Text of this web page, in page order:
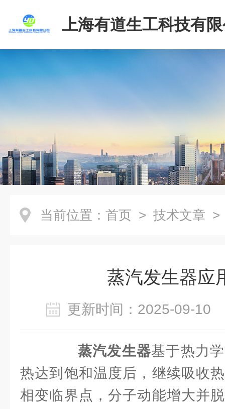
上海有道生工科技有
当前位置： 首页 > 技术文章 >
蒸汽发生器应
更新时间：2025-09-
蒸汽发生器基于热力
热达到饱和温度后，继续吸收
相变临界点，分子动能增大并